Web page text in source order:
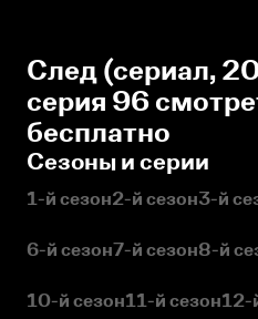
След (сериал,
серия 96
бесплатно
Сезоны и серии
1-й сезон2-й сезон3-й
6-й сезон7-й сезон8-й
10-й сезон11-й сезон12-